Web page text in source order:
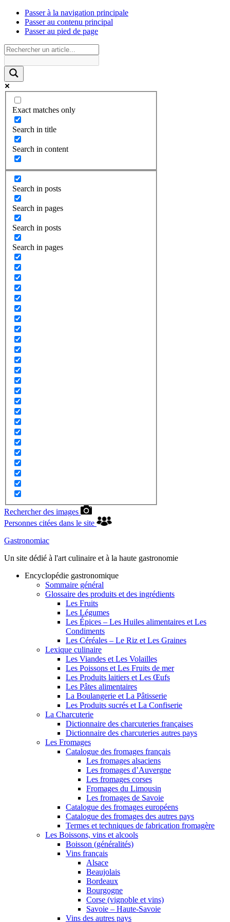
Passer à la navigation principale
Passer au contenu principal
Passer au pied de page
Exact matches only
Search in title
Search in content
Search in posts
Search in pages
Search in posts
Search in pages
Rechercher des images
Personnes citées dans le site
Gastronomiac
Un site dédié à l'art culinaire et à la haute gastronomie
Encyclopédie gastronomique
Sommaire général
Glossaire des produits et des ingrédients
Les Fruits
Les Légumes
Les Épices – Les Huiles alimentaires et Les
Condiments
Les Céréales – Le Riz et Les Graines
Lexique culinaire
Les Viandes et Les Volailles
Les Poissons et Les Fruits de mer
Les Produits laitiers et Les Œufs
Les Pâtes alimentaires
La Boulangerie et La Pâtisserie
Les Produits sucrés et La Confiserie
La Charcuterie
Dictionnaire des charcuteries françaises
Dictionnaire des charcuteries autres pays
Les Fromages
Catalogue des fromages français
Les fromages alsaciens
Les fromages d’Auvergne
Les fromages corses
Fromages du Limousin
Les fromages de Savoie
Catalogue des fromages européens
Catalogue des fromages des autres pays
Termes et techniques de fabrication fromagère
Les Boissons, vins et alcools
Boisson (généralités)
Vins français
Alsace
Beaujolais
Bordeaux
Bourgogne
Corse (vignoble et vins)
Savoie – Haute-Savoie
Vins des autres pays